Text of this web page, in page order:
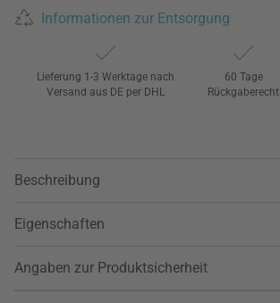
Informationen zur Entsorgung
Lieferung 1-3 Werktage nach
Versand aus DE per DHL
60 Tage
Rückgaberecht
Beschreibung
Eigenschaften
Angaben zur Produktsicherheit